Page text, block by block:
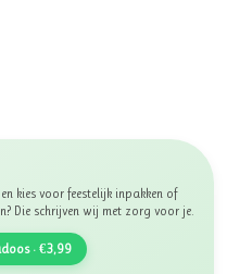
kies voor feestelijk inpakken of
Die schrijven wij met zorg voor je.
· €3,99